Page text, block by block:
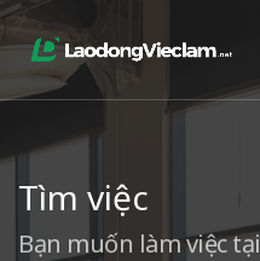
Tìm việc
Bạn muốn làm việc tại